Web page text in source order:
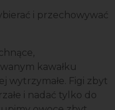
i przechowywać
kawałku
wytrzymałe. Figi zbyt
i nadać tylko do